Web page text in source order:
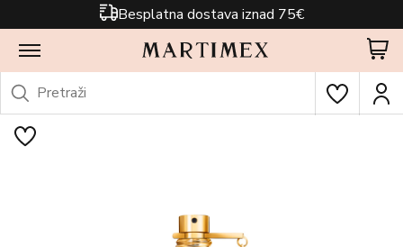
Besplatna dostava iznad 75€